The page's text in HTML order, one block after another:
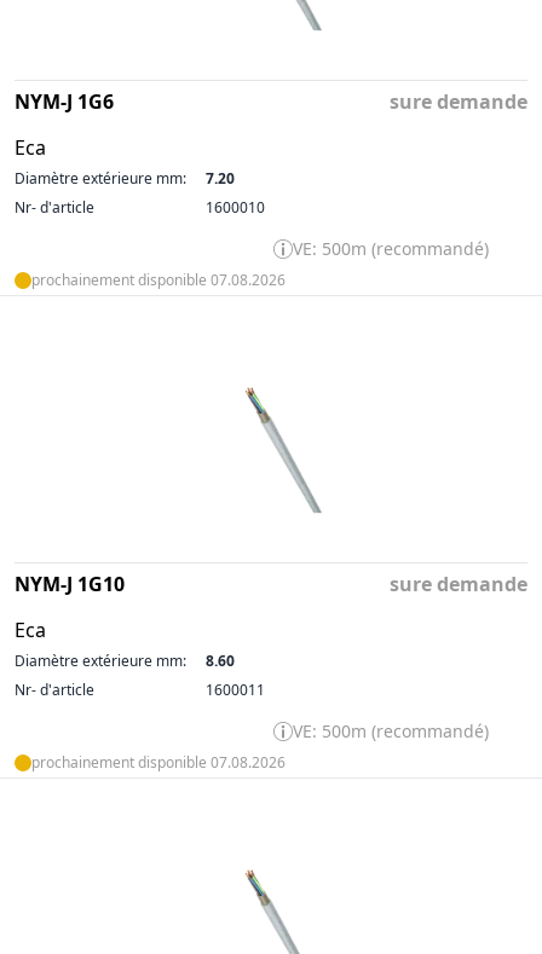
NYM-J 1G6
Eca
sure demande
Diamètre extérieure mm:
7.20
Nr- d'article
1600010
VE: 500m (recommandé)
prochainement disponible 07.08.2026
NYM-J 1G10
Eca
sure demande
Diamètre extérieure mm:
8.60
Nr- d'article
1600011
VE: 500m (recommandé)
prochainement disponible 07.08.2026